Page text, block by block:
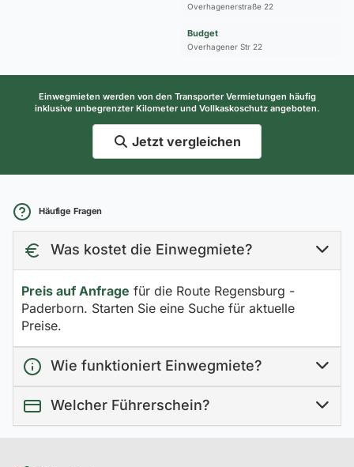
Overhagenerstraße 22
Budget
Overhagener Str 22
Einwegmieten werden von den Transporter Vermietungen häufig
inklusive unbegrenzter Kilometer und Vollkaskoschutz angeboten.
Jetzt vergleichen
Häufige Fragen
Was kostet die Einwegmiete?
Preis auf Anfrage für die Route Regensburg -
Paderborn. Starten Sie eine Suche für aktuelle
Preise.
Wie funktioniert Einwegmiete?
Welcher Führerschein?